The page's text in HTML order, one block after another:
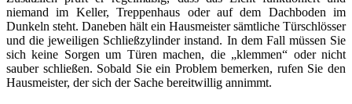
niemand im Keller, Treppenhaus oder auf dem Dachboden im
Dunkeln steht. Daneben hält ein Hausmeister sämtliche Türschlösser
und die jeweiligen Schließzylinder instand. In dem Fall müssen Sie
sich keine Sorgen um Türen machen, die „klemmen“ oder nicht
sauber schließen. Sobald Sie ein Problem bemerken, rufen Sie den
Hausmeister, der sich der Sache bereitwillig annimmt.